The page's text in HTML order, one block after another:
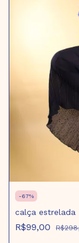
-67%
calça estrelada
R$99,00